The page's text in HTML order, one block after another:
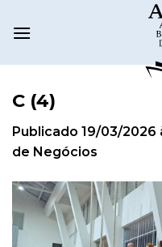
C (4)
Publicado 19/03/2026
de Negócios